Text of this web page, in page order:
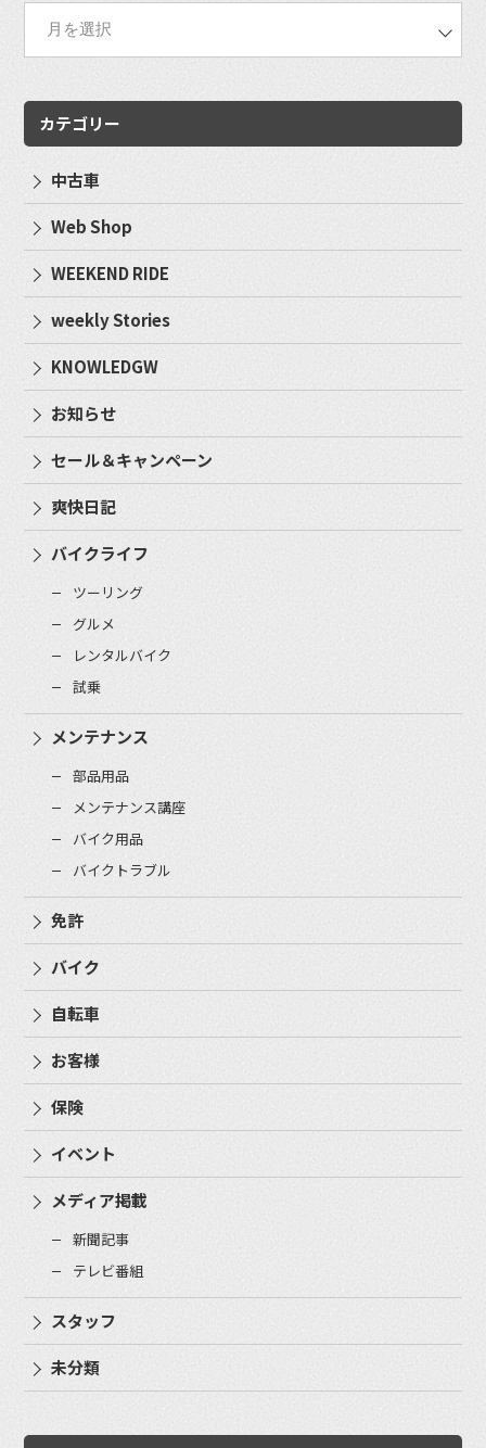
カテゴリー
中古車
Web Shop
WEEKEND RIDE
weekly Stories
KNOWLEDGW
お知らせ
セール＆キャンペーン
爽快日記
バイクライフ
ツーリング
グルメ
レンタルバイク
試乗
メンテナンス
部品用品
メンテナンス講座
バイク用品
バイクトラブル
免許
バイク
自転車
お客様
保険
イベント
メディア掲載
新聞記事
テレビ番組
スタッフ
未分類